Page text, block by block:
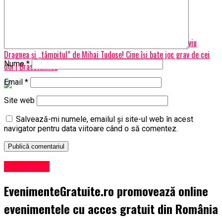
Noi înregistrări EXPLOZIVE din PSD! „Condamnatul politic” Liviu
Dragnea și „tâmpitul” de Mihai Tudose! Cine își bate joc grav de cei
doi | BrasovulMeu
Nume*
Email *
Site web
Salvează-mi numele, emailul și site-ul web în acest
navigator pentru data viitoare când o să comentez.
Eveniment
EvenimenteGratuite.ro promovează online
evenimentele cu acces gratuit din România